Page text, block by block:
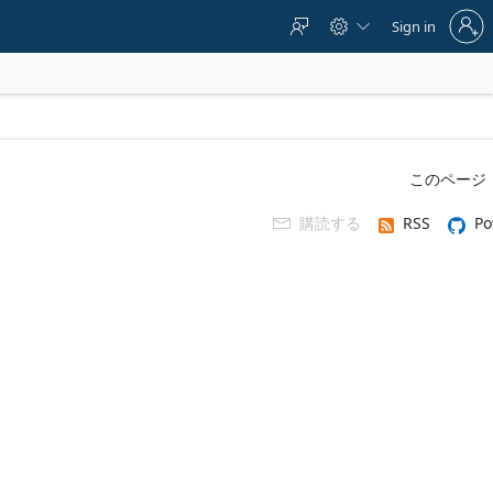
  
to
account
Sign in
このページ
 購読する RSS